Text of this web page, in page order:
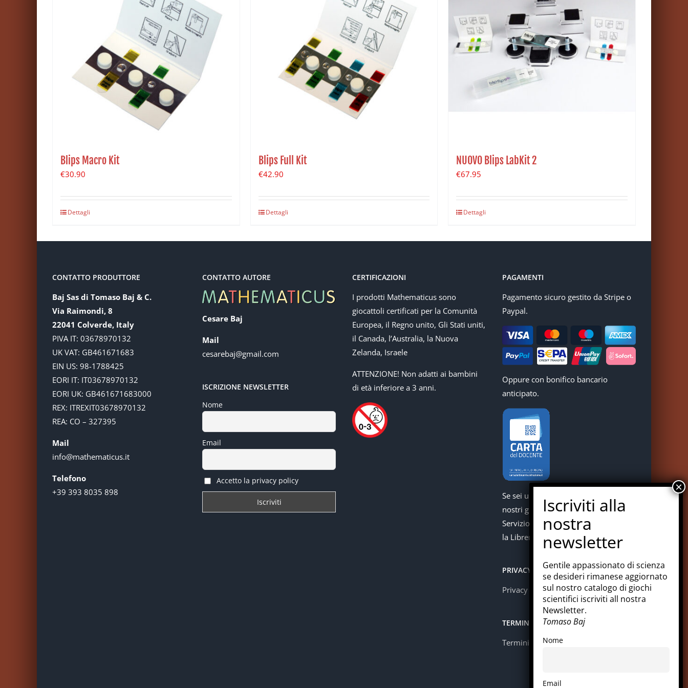
Blips Macro Kit
€30.90
Dettagli
Blips Full Kit
€42.90
Dettagli
NUOVO Blips LabKit 2
€67.95
Dettagli
CONTATTO PRODUTTORE
Baj Sas di Tomaso Baj & C.
Via Raimondi, 8
22041 Colverde, Italy
PIVA IT: 03678970132
UK VAT: GB461671683
EIN US: 98-1788425
EORI IT: IT03678970132
EORI UK: GB461671683000
REX: ITREXIT03678970132
REA: CO – 327395
Mail
info@mathematicus.it
Telefono
+39 393 8035 898
CONTATTO AUTORE
Cesare Baj
Mail
cesarebaj@gmail.com
ISCRIZIONE NEWSLETTER
Nome
Email
Accetto la privacy policy
CERTIFICAZIONI
I prodotti Mathematicus sono
giocattoli certificati per la Comunità
Europea, il Regno unito, Gli Stati uniti,
il Canada, l’Australia, la Nuova
Zelanda, Israele
ATTENZIONE! Non adatti ai bambini
di età inferiore a 3 anni.
PAGAMENTI
Pagamento sicuro gestito da Stripe o
Paypal.
Oppure con bonifico bancario
anticipato.
Se sei un docente puoi acquistare i
nostri giochi con la carta del docente.
Servizio offerto in collaborazione con
la Libreria Colosi di Messina.
PRIVACY
Privacy policy
TERMINI E CONDIZIONI
Termini e condizioni
Gentile appassionato di scienza
se desideri rimanese aggiornato
sul nostro catalogo di giochi
scientifici iscriviti all nostra
Newsletter.
Tomaso Baj
Nome
Email